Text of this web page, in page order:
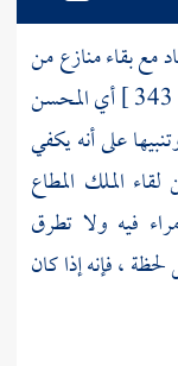
مع بقاء منازع من
أي المحسن
على أنه يكفي
الملك المطاع
فيه ولا تطرق
، فإنه إذا كان